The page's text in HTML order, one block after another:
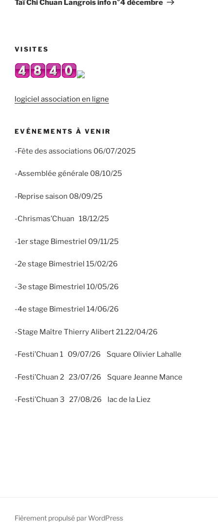
Taï Chi Chuan Langrois info n°4 décembre
VISITES
logiciel association en ligne
EVÉNEMENTS À VENIR
-Fête des associations 06/07/2025
-Assemblée générale 08/10/25
-Reprise saison 08/09/25
-Chrismas’Chuan 18/12/25
-1er stage Bimestriel 09/11/25
-2e stage Bimestriel 15/02/26
-3e stage Bimestriel 10/05/26
-4e stage Bimestriel 14/06/26
-Stage Maître Thierry Alibert 21.22/04/26
-Festi’Chuan 1 09/07/26 Square Olivier Lahalle
-Festi’Chuan 2 23/07/26 Square Jeanne Mance
-Festi’Chuan 3 27/08/26 lac de la Liez
Fièrement propulsé par WordPress